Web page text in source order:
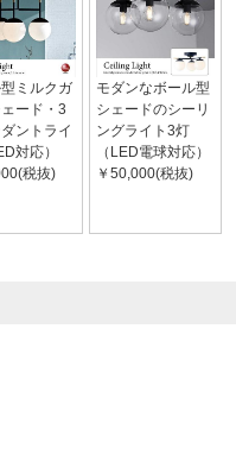
ミルクガ
ード・3
ントライ
対応）
税抜)
モダンなボール型
シェードのシーリ
ングライト3灯
（LED電球対応）
￥50,000(税抜)